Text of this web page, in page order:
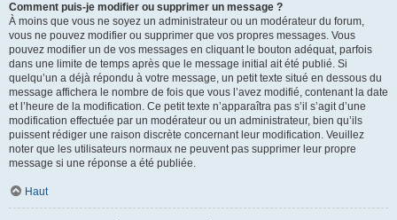
Comment puis-je modifier ou supprimer un message ?
À moins que vous ne soyez un administrateur ou un modérateur du forum,
vous ne pouvez modifier ou supprimer que vos propres messages. Vous
pouvez modifier un de vos messages en cliquant le bouton adéquat, parfois
dans une limite de temps après que le message initial ait été publié. Si
quelqu’un a déjà répondu à votre message, un petit texte situé en dessous du
message affichera le nombre de fois que vous l’avez modifié, contenant la date
et l’heure de la modification. Ce petit texte n’apparaîtra pas s’il s’agit d’une
modification effectuée par un modérateur ou un administrateur, bien qu’ils
puissent rédiger une raison discrète concernant leur modification. Veuillez
noter que les utilisateurs normaux ne peuvent pas supprimer leur propre
message si une réponse a été publiée.
Haut